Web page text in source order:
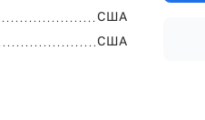
США
США